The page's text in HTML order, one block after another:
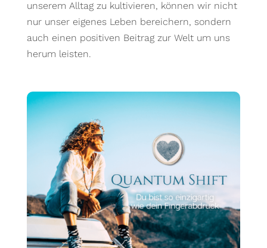
unserem Alltag zu kultivieren, können wir nicht
nur unser eigenes Leben bereichern, sondern
auch einen positiven Beitrag zur Welt um uns
herum leisten.